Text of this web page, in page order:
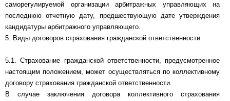
саморегулируемой организации арбитражных управляющих на
последнюю отчетную дату, предшествующую дате утверждения
кандидатуры арбитражного управляющего.
5. Виды договоров страхования гражданской ответственности
5.1. Страхование гражданской ответственности, предусмотренное
настоящим положением, может осуществляться по коллективному
договору страхования гражданской ответственности.
В случае заключения договора коллективного страхования